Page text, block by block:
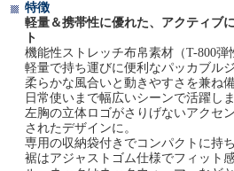
特徴
軽量＆携帯性に優れた、アクティブ
ト
機能性ストレッチ布帛素材（T-800弾
軽量で持ち運びに便利なパッカブルジ
柔らかな風合いと動きやすさを兼ね
日常使いまで幅広いシーンで活躍しま
左胸の立体ロゴがさりげないアクセ
されたデザインに。
専用の収納袋付きでコンパクトに持ち
裾はアジャストゴム仕様でフィット